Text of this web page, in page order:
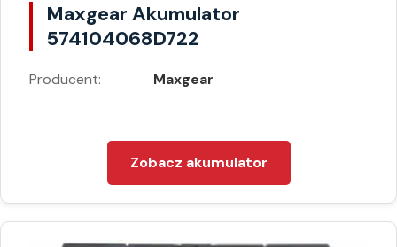
Maxgear Akumulator
574104068D722
Producent: Maxgear
Zobacz akumulator